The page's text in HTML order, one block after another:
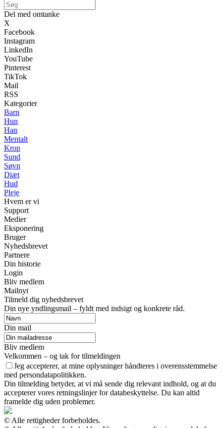
Del med omtanke
X
Facebook
Instagram
LinkedIn
YouTube
Pinterest
TikTok
Mail
RSS
Kategorier
Barn
Hun
Han
Mentalt
Krop
Sund
Søvn
Diæt
Hud
Pleje
Hvem er vi
Support
Medier
Eksponering
Bruger
Nyhedsbrevet
Partnere
Din historie
Login
Bliv medlem
Mailnyt
Tilmeld dig nyhedsbrevet
Din nye yndlingsmail – fyldt med indsigt og konkrete råd.
Din mail
Bliv medlem
Velkommen – og tak for tilmeldingen
Jeg accepterer, at mine oplysninger håndteres i overensstemmelse
med persondatapolitikken.
Din tilmelding betyder, at vi må sende dig relevant indhold, og at du
accepterer vores retningslinjer for databeskyttelse. Du kan altid
framelde dig uden problemer.
© Alle rettigheder forbeholdes.